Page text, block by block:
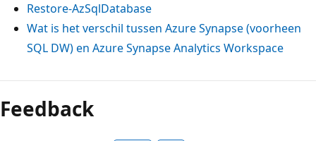
Restore-AzSqlDatabase
Wat is het verschil tussen Azure Synapse (voorheen
SQL DW) en Azure Synapse Analytics Workspace
Feedback